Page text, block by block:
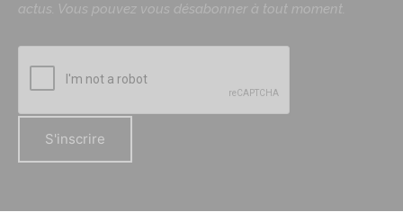
actus. Vous pouvez vous désabonner à tout moment.